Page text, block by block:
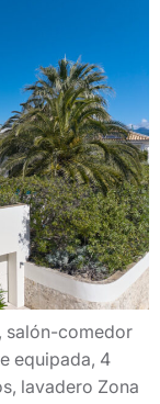
salón-comedor
equipada, 4
lavadero Zona